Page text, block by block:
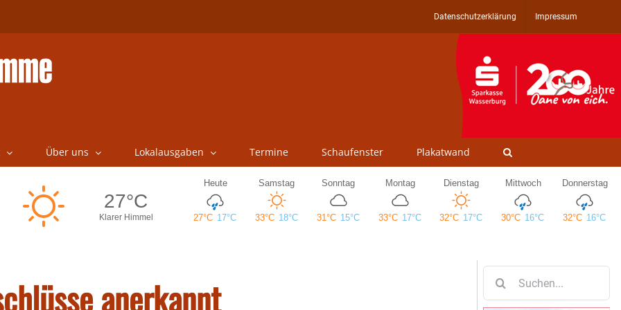
Datenschutzerklärung Impressum
Über uns Lokalausgaben Termine Schaufenster Plakatwand
anerkannt
nach: